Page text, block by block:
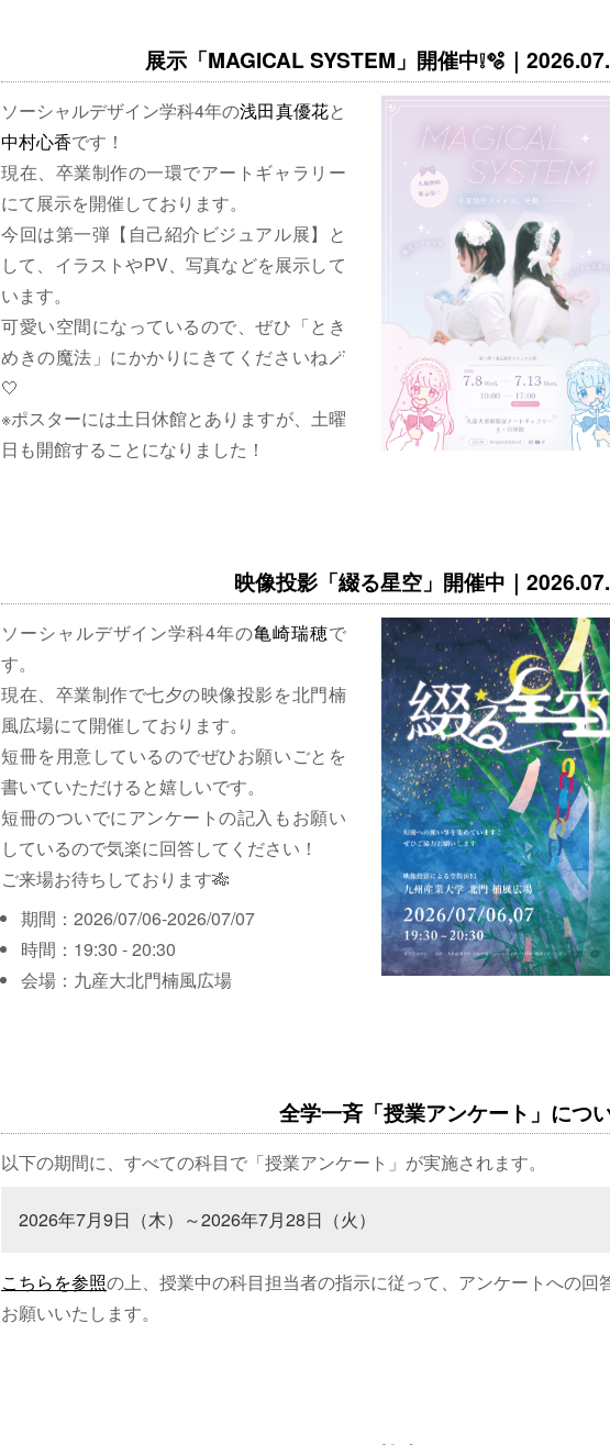
展示「MAGICAL SYSTEM」開催中❕🫧｜
ソーシャルデザイン学科4年の浅田真優花と
中村心香です！
現在、卒業制作の一環でアートギャラリー
にて展示を開催しております。
今回は第一弾【自己紹介ビジュアル展】と
して、イラストやPV、写真などを展示して
います。
可愛い空間になっているので、ぜひ「とき
めきの魔法」にかかりにきてくださいね🪄
🤍
※ポスターには土日休館とありますが、土曜
日も開館することになりました！
映像投影「綴る星空」開催中｜
ソーシャルデザイン学科4年の亀崎瑞穂で
す。
現在、卒業制作で七夕の映像投影を北門楠
風広場にて開催しております。
短冊を用意しているのでぜひお願いごとを
書いていただけると嬉しいです。
短冊のついでにアンケートの記入もお願い
しているので気楽に回答してください！
ご来場お待ちしております🎋
期間：2026/07/06-2026/07/07
時間：19:30 - 20:30
会場：九産大北門楠風広場
全学一斉「授業アンケート」につ
以下の期間に、すべての科目で「授業アンケート」が実施されます。
2026年7月9日（木）～2026年7月28日（火）
こちらを参照の上、授業中の科目担当者の指示に従って、アンケートへの回
お願いいたします。